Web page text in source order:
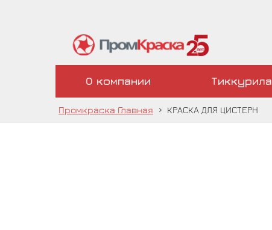
О компании Тиккурила
Промкраска Главная › КРАСКА ДЛЯ ЦИСТЕРН